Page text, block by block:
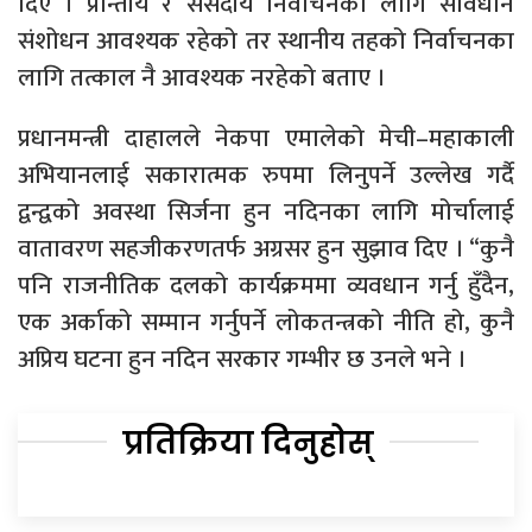
संशोधन आवश्यक रहेको तर स्थानीय तहको निर्वाचनका
लागि तत्काल नै आवश्यक नरहेको बताए ।
प्रधानमन्त्री दाहालले नेकपा एमालेको मेची–महाकाली
अभियानलाई सकारात्मक रुपमा लिनुपर्ने उल्लेख गर्दै
द्वन्द्वको अवस्था सिर्जना हुन नदिनका लागि मोर्चालाई
वातावरण सहजीकरणतर्फ अग्रसर हुन सुझाव दिए । “कुनै
पनि राजनीतिक दलको कार्यक्रममा व्यवधान गर्नु हुँदैन,
एक अर्काको सम्मान गर्नुपर्ने लोकतन्त्रको नीति हो, कुनै
अप्रिय घटना हुन नदिन सरकार गम्भीर छ उनले भने ।
प्रतिक्रिया दिनुहोस्